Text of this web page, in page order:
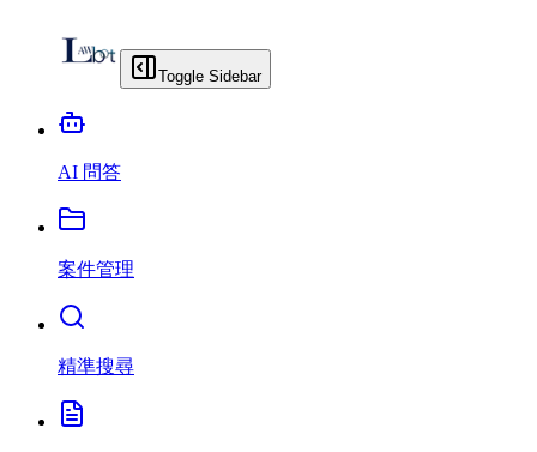
Toggle Sidebar
AI 問答
案件管理
精準搜尋